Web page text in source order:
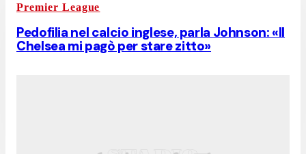
Premier League
Pedofilia nel calcio inglese, parla Johnson: «Il
Chelsea mi pagò per stare zitto»